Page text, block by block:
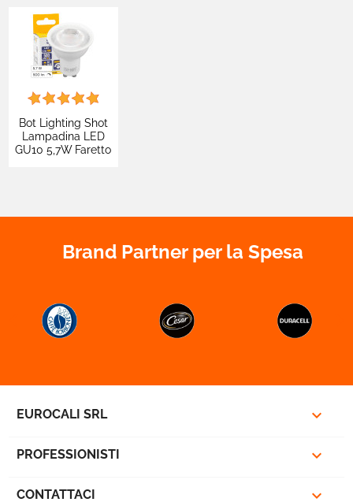
Bot Lighting Shot
Lampadina LED
GU10 5,7W Faretto
Brand Partner per la Spesa
EUROCALI SRL 
PROFESSIONISTI 
CONTATTACI 